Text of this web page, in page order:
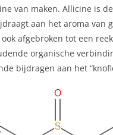
van maken. Allicine is
aan het aroma van
afgebroken tot een
organische
bijdragen aan het